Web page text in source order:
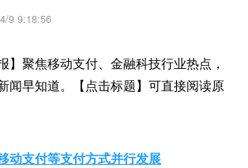
9 9:18:56
】聚焦移动支付、金融科技行业热点，
闻早知道。【点击标题】可直接阅读原
动支付等支付方式并行发展